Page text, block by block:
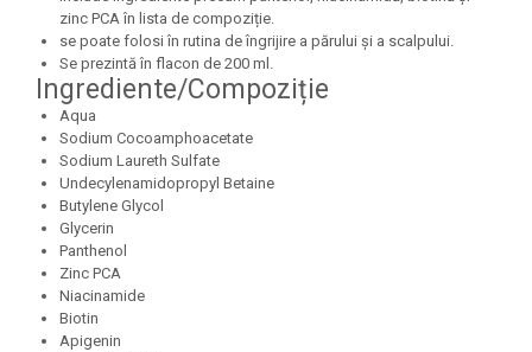
zinc PCA în lista de compoziție.
se poate folosi în rutina de îngrijire a părului și a scalpului.
Se prezintă în flacon de 200 ml.
Ingrediente/Compoziție
Aqua
Sodium Cocoamphoacetate
Sodium Laureth Sulfate
Undecylenamidopropyl Betaine
Butylene Glycol
Glycerin
Panthenol
Zinc PCA
Niacinamide
Biotin
Apigenin